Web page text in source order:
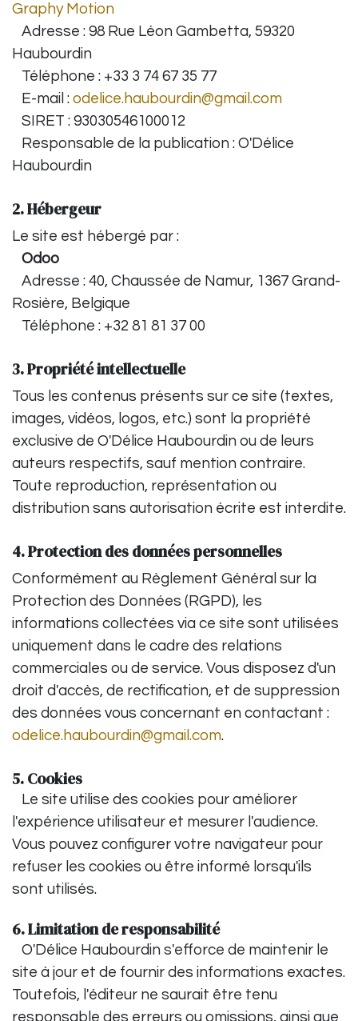
Graphy Motion
Adresse : 98 Rue Léon Gambetta, 59320
Haubourdin
Téléphone : +33 3 74 67 35 77
E-mail : odelice.haubourdin@gmail.com
SIRET : 93030546100012
Responsable de la publication : O'Délice
Haubourdin
2. Hébergeur
Le site est hébergé par :
Odoo
Adresse : 40, Chaussée de Namur, 1367 Grand-
Rosière, Belgique
Téléphone : +32 81 81 37 00
3. Propriété intellectuelle
Tous les contenus présents sur ce site (textes,
images, vidéos, logos, etc.) sont la propriété
exclusive de O'Délice Haubourdin ou de leurs
auteurs respectifs, sauf mention contraire.
Toute reproduction, représentation ou
distribution sans autorisation écrite est interdite.
4. Protection des données personnelles
Conformément au Règlement Général sur la
Protection des Données (RGPD), les
informations collectées via ce site sont utilisées
uniquement dans le cadre des relations
commerciales ou de service. Vous disposez d'un
droit d'accès, de rectification, et de suppression
des données vous concernant en contactant :
odelice.haubourdin@gmail.com.
5. Cookies
Le site utilise des cookies pour améliorer
l'expérience utilisateur et mesurer l'audience.
Vous pouvez configurer votre navigateur pour
refuser les cookies ou être informé lorsqu'ils
sont utilisés.
6. Limitation de responsabilité
O'Délice Haubourdin s'efforce de maintenir le
site à jour et de fournir des informations exactes.
Toutefois, l'éditeur ne saurait être tenu
responsable des erreurs ou omissions, ainsi que